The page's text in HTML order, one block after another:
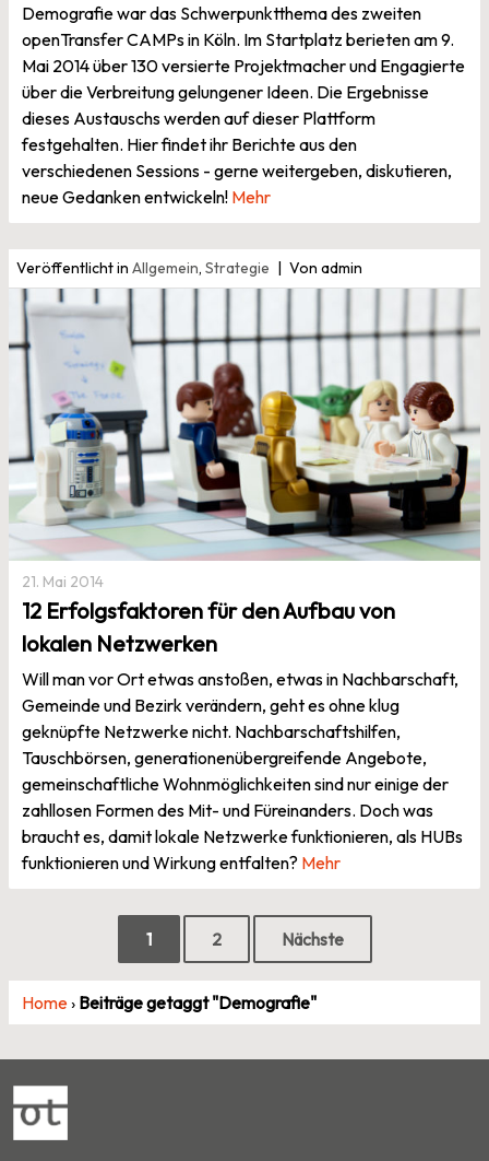
Demografie war das Schwerpunktthema des zweiten
openTransfer CAMPs in Köln. Im Startplatz berieten am 9.
Mai 2014 über 130 versierte Projektmacher und Engagierte
über die Verbreitung gelungener Ideen. Die Ergebnisse
dieses Austauschs werden auf dieser Plattform
festgehalten. Hier findet ihr Berichte aus den
verschiedenen Sessions - gerne weitergeben, diskutieren,
neue Gedanken entwickeln! Mehr
Veröffentlicht in Allgemein, Strategie Von admin
21. Mai 2014
12 Erfolgsfaktoren für den Aufbau von
lokalen Netzwerken
Will man vor Ort etwas anstoßen, etwas in Nachbarschaft,
Gemeinde und Bezirk verändern, geht es ohne klug
geknüpfte Netzwerke nicht. Nachbarschaftshilfen,
Tauschbörsen, generationenübergreifende Angebote,
gemeinschaftliche Wohnmöglichkeiten sind nur einige der
zahllosen Formen des Mit- und Füreinanders. Doch was
braucht es, damit lokale Netzwerke funktionieren, als HUBs
funktionieren und Wirkung entfalten? Mehr
Seitennummerierung
der
Beiträge
1 2 Nächste
Home› Beiträge getaggt "Demografie"